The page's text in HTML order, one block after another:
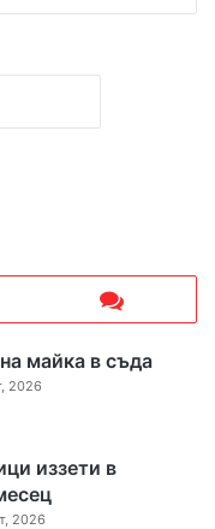
майка в съда
2026
иззети в
2026